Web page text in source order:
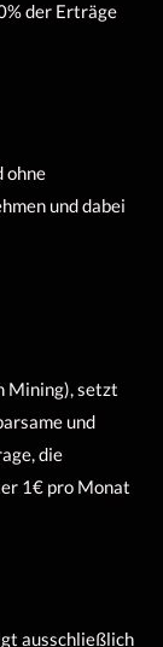
der Erträge
ohne
und dabei
Mining), setzt
und
die
1€ pro Monat
ausschließlich